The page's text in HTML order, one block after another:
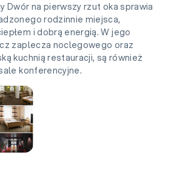
Dwór na pierwszy rzut oka sprawia
rodzinnie miejsca,
i dobrą energią. W jego
zaplecza noclegowego oraz
kuchnią restauracji, są również
konferencyjne.